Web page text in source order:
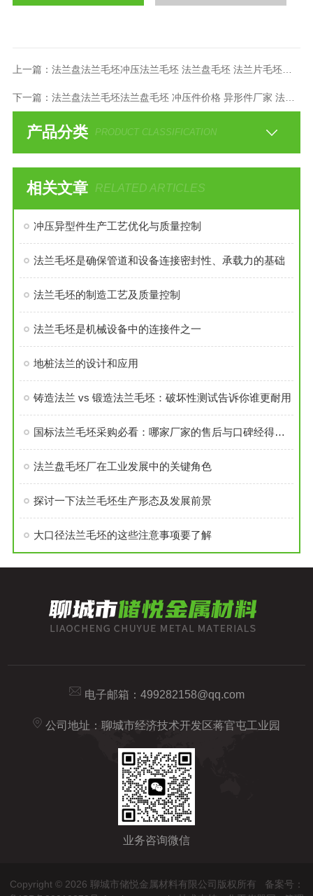
上一篇： 法兰盘法兰毛坯冲压法兰毛坯 法兰盘毛坯 法兰片毛坯厂家价
下一篇： 法兰盘法兰毛坯法兰盘毛坯 冲压件价格 异形件厂家 法兰厂
产品分类 PRODUCT CLASSIFICATION
相关文章 RELATED ARTICLES
冲压异型件生产工艺优化与质量控制
法兰毛坯是确保管道和设备连接密封性、承载力的基础
法兰毛坯的制造工艺及质量控制
法兰毛坯是机械设备中的连接件之一
地桩法兰的设计和应用
铸造法兰 vs 锻造法兰毛坯：破坏性测试告诉你谁更耐用
国标法兰毛坯采购必看：哪家厂家的售后与口碑经得起考验？
法兰盘毛坯厂在工业发展中的关键角色
探讨一下法兰毛坯生产形态及发展前景
大口径法兰毛坯的这些注意事项要了解
电子邮箱： 499282158@qq.com
公司地址：聊城市经济技术开发区蒋官屯工业园
业务咨询微信
Copyright © 2026 聊城市储悦金属材料有限公司版权所有 备案号：